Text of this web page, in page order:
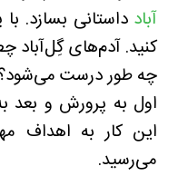
آباد داستانی بسازد.
کنید. آدم‌های
چه طور درست می‌شود؟
اول به پرورش و بعد
این کار به اهداف
می‌رسید.